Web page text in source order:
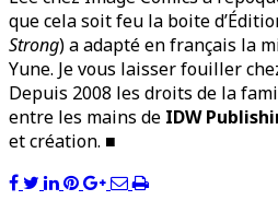
que cela soit feu la boite
Strong) a adapté en français la
Yune. Je vous laisser fouiller
Depuis 2008 les droits de la
entre les mains de IDW
et création. ■